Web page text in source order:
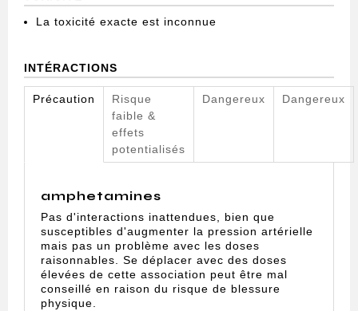
La toxicité exacte est inconnue
INTÉRACTIONS
Précaution
Risque
faible &
effets
potentialisés
Dangereux Dangereux
amphetamines
Pas d'interactions inattendues, bien que
susceptibles d'augmenter la pression artérielle
mais pas un problème avec les doses
raisonnables. Se déplacer avec des doses
élevées de cette association peut être mal
conseillé en raison du risque de blessure
physique.